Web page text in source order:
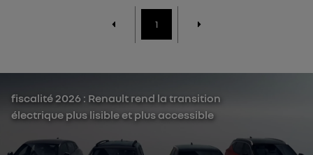
1
fiscalité 2026 : Renault rend la transition
électrique plus lisible et plus accessible